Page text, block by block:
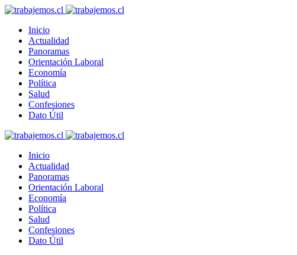
Inicio
Actualidad
Panoramas
Orientación Laboral
Economía
Política
Salud
Confesiones
Dato Útil
Inicio
Actualidad
Panoramas
Orientación Laboral
Economía
Política
Salud
Confesiones
Dato Útil